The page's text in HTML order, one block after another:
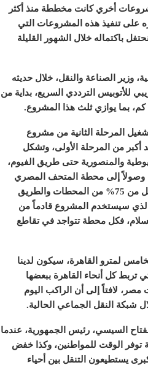
أخري كانت مخططة منذ أكثر
على تنفيذ هذه المشروعات التي
باكتماله خلال الشهور القليلة
وزير الصناعة والنقل، خلال حديثه
للأتوبيس الترددي السريع، بداية من
المرحلة الثانية من مشروع
في 3 يوليو المقبل، وهي تعد أكبر من المرحلة الأولى، وتشكل
والمنصورية حتى طريق الفيوم،
وصولاً إلى محطة المتحف المصري
الكبير وهي آخر محطات المرحلة الثانية من المشروع، بحيث نكون قد انتهينا بالفعل من 75% من المحطات والطريق
سيستخدم المشروع قادماً من
فكل محطة تتواجد في تقاطع
لمترو القاهرة، سيكون لدينا
تربط كل أنحاء القاهرة ببعضها
لافتاً إلى أن الراكب اليوم
شبكة النقل الجماعي الحالية.
السيسي، رئيس الجمهورية، عندما
توفر الوقت للمواطنين، وكذا خفض
يستطيعون التنقل بين أحياء